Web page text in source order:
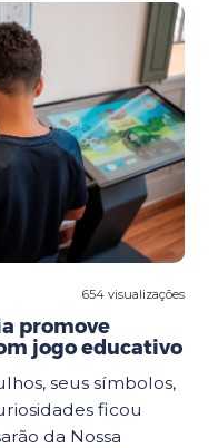
654 visualizações
promove
jogo educativo
seus símbolos,
ficou
da Nossa